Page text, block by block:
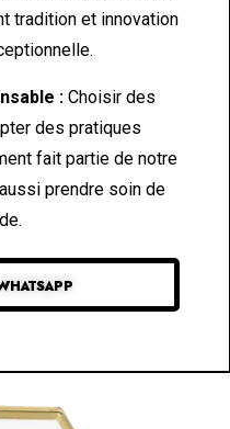
tradition et innovation
:Choisir des
des pratiques
fait partie de notre
prendre soin de